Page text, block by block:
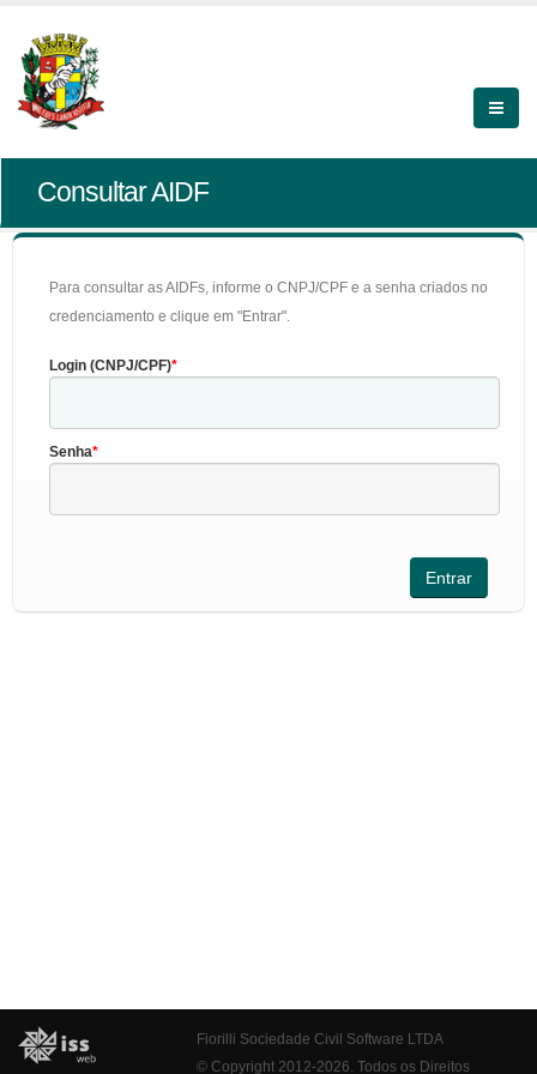
Consultar AIDF
Para consultar as AIDFs, informe o CNPJ/CPF e a senha criados no
credenciamento e clique em "Entrar".
Login (CNPJ/CPF)
Senha
Fiorilli Sociedade Civil Software LTDA
© Copyright 2012-2026. Todos os Direitos